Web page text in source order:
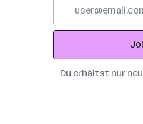
Adresse
Du erhältst nur